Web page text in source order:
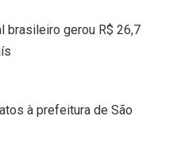
brasileiro gerou R$ 26,7
à prefeitura de São